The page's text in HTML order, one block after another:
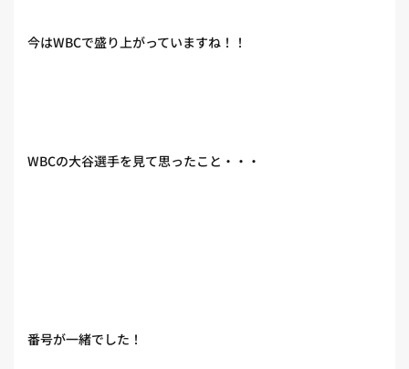
今はWBCで盛り上がっていますね！！
WBCの大谷選手を見て思ったこと・・・
番号が一緒でした！